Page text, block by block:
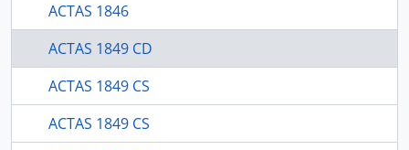
ACTAS 1846
ACTAS 1849 CD
ACTAS 1849 CS
ACTAS 1849 CS